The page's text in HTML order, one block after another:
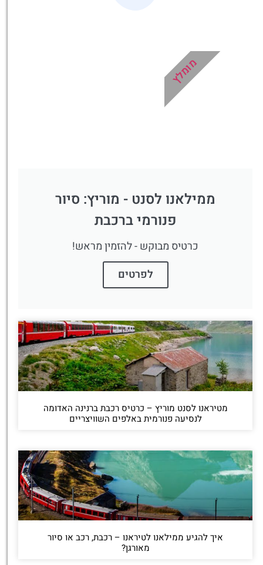
ממילאנו לסנט - מוריץ: סיור
פנורמי ברכבת
כרטיס מבוקש - להזמין מראש!
לפרטים
מומלץ
מטיראנו לסנט מוריץ – כרטיס רכבת ברנינה האדומה
לנסיעה פנורמית באלפים השוויצריים
איך להגיע ממילאנו לטיראנו – רכבת, רכב או סיור
מאורגן?